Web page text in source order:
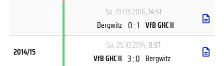
Sa, 19.03.2016, 14.ST
Bergwitz 0 : 1 VfB GHC II
2014/15
Sa, 25.10.2014, 8.ST
VfB GHC II 3 : 0 Bergwitz